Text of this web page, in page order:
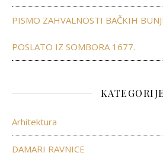
PISMO ZAHVALNOSTI BAČKIH
POSLATO IZ SOMBORA 1677.
KATEGORIJE
Arhitektura
DAMARI RAVNICE